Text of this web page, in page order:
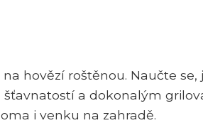
hovězí roštěnou. Naučte se,
a dokonalým
i venku na zahradě.